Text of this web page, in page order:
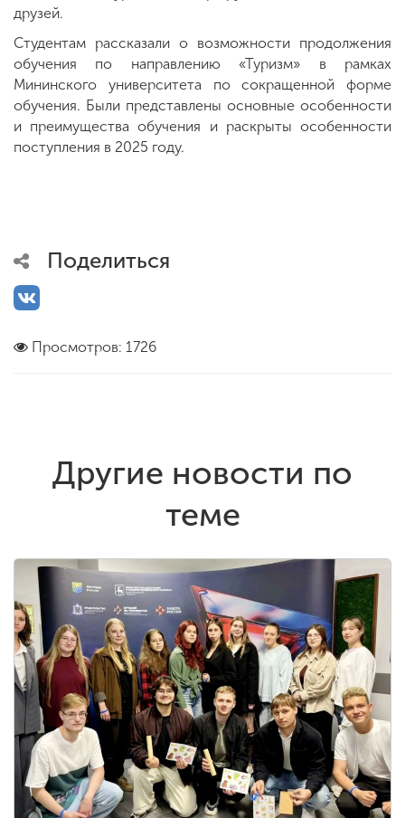
Приемная
комиссия
+7 (831) 262-26-20
друзей.
Студентам рассказали о возможности продолжения
обучения по направлению «Туризм» в рамках
Мининского университета по сокращенной форме
обучения. Были представлены основные особенности
и преимущества обучения и раскрыты особенности
поступления в 2025 году.
Поделиться
Просмотров: 1726
Другие новости по
теме